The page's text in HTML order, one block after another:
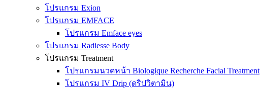
โปรแกรม Exion
โปรแกรม EMFACE
โปรแกรม Emface eyes
โปรแกรม Radiesse Body
โปรแกรม Treatment
โปรแกรมนวดหน้า Biologique Recherche Facial Treatment
โปรแกรม IV Drip (ดริปวิตามิน)